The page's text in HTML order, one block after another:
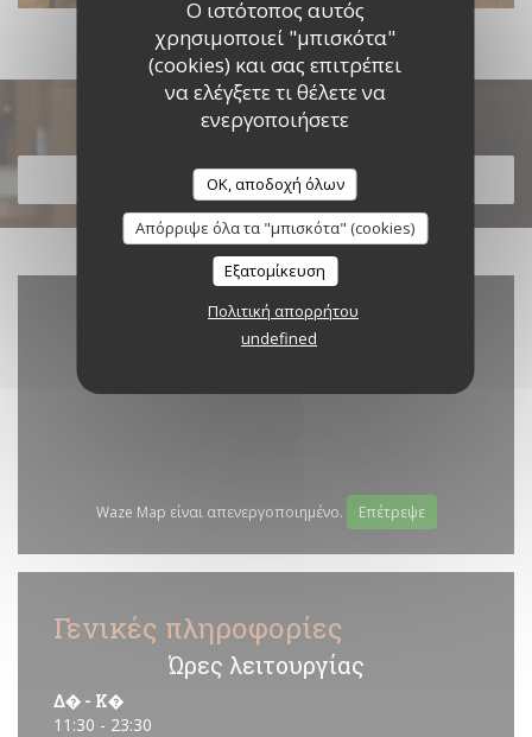
Ο ιστότοπος αυτός
χρησιμοποιεί "μπισκότα"
(cookies) και σας επιτρέπει
να ελέγξετε τι θέλετε να
ενεργοποιήσετε
OK, αποδοχή όλων
Απόρριψε όλα τα "μπισκότα" (cookies)
Εξατομίκευση
Πολιτική απορρήτου
undefined
Ανακαλύψτε το μενού μας
ΑΝΑΚΑΛΎΨΤΕ ΤΟ ΜΕΝΟΎ ΜΑΣ
Waze Map είναι απενεργοποιημένο. Επέτρεψε
Γενικές πληροφορίες
Ώρες λειτουργίας
Δ� - Κ�
11:30 - 23:30